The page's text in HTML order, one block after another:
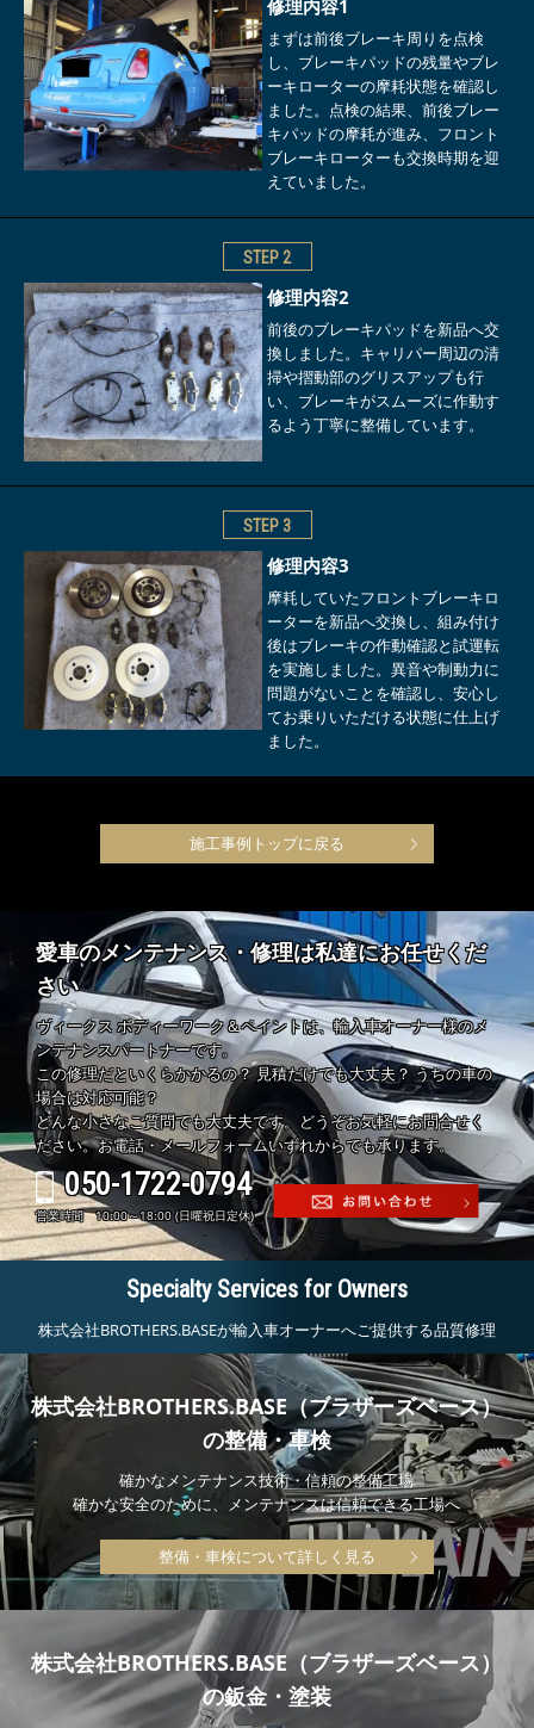
修理内容1
まずは前後ブレーキ周りを点検
し、ブレーキパッドの残量やブレ
ーキローターの摩耗状態を確認し
ました。点検の結果、前後ブレー
キパッドの摩耗が進み、フロント
ブレーキローターも交換時期を迎
えていました。
STEP2
修理内容2
前後のブレーキパッドを新品へ交
換しました。キャリパー周辺の清
掃や摺動部のグリスアップも行
い、ブレーキがスムーズに作動す
るよう丁寧に整備しています。
STEP3
修理内容3
摩耗していたフロントブレーキロ
ーターを新品へ交換し、組み付け
後はブレーキの作動確認と試運転
を実施しました。異音や制動力に
問題がないことを確認し、安心し
てお乗りいただける状態に仕上げ
ました。
施工事例トップに戻る
愛車のメンテナンス・修理は私達にお任せくだ
さい
ヴィークス ボディーワーク＆ペイントは、輸入車オーナー様のメ
ンテナンスパートナーです。
この修理だといくらかかるの？ 見積だけでも大丈夫？ うちの車の
場合は対応可能？
どんな小さなご質問でも大丈夫です。どうぞお気軽にお問合せく
ださい。お電話・メールフォームいずれからでも承ります。
050-1722-0794
営業時間 10:00～18:00 (日曜祝日定休)
Specialty Services for Owners
株式会社BROTHERS.BASEが輸入車オーナーへご提供する品質修理
株式会社BROTHERS.BASE（ブラザーズベース）
の整備・車検
確かなメンテナンス技術・信頼の整備工場
確かな安全のために、メンテナンスは信頼できる工場へ
整備・車検について詳しく見る
株式会社BROTHERS.BASE（ブラザーズベース）
の鈑金・塗装